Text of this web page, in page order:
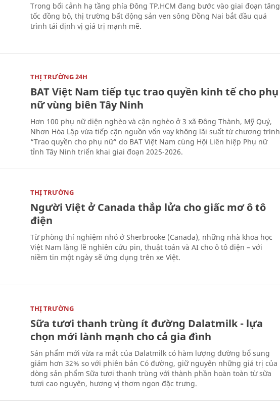
Trong bối cảnh hạ tầng phía Đông TP.HCM đang bước vào giai đoạn tăng
tốc đồng bộ, thị trường bất động sản ven sông Đồng Nai bắt đầu quá
trình tái định vị giá trị mạnh mẽ.
THỊ TRƯỜNG 24H
BAT Việt Nam tiếp tục trao quyền kinh tế cho phụ
nữ vùng biên Tây Ninh
Hơn 100 phụ nữ diện nghèo và cận nghèo ở 3 xã Đông Thành, Mỹ Quý,
Nhơn Hòa Lập vừa tiếp cận nguồn vốn vay không lãi suất từ chương trình
“Trao quyền cho phụ nữ” do BAT Việt Nam cùng Hội Liên hiệp Phụ nữ
tỉnh Tây Ninh triển khai giai đoạn 2025-2026.
THỊ TRƯỜNG
Người Việt ở Canada thắp lửa cho giấc mơ ô tô
điện
Từ phòng thí nghiệm nhỏ ở Sherbrooke (Canada), những nhà khoa học
Việt Nam lặng lẽ nghiên cứu pin, thuật toán và AI cho ô tô điện – với
niềm tin một ngày sẽ ứng dụng trên xe Việt.
THỊ TRƯỜNG
Sữa tươi thanh trùng ít đường Dalatmilk - lựa
chọn mới lành mạnh cho cả gia đình
Sản phẩm mới vừa ra mắt của Dalatmilk có hàm lượng đường bổ sung
giảm hơn 32% so với phiên bản Có đường, giữ nguyên những giá trị của
dòng sản phẩm Sữa tươi thanh trùng với thành phần hoàn toàn từ sữa
tươi cao nguyên, hương vị thơm ngon đặc trưng.